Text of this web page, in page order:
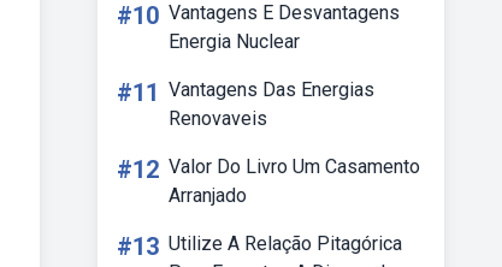
#10 Vantagens E Desvantagens
Energia Nuclear
#11 Vantagens Das Energias
Renovaveis
#12 Valor Do Livro Um Casamento
Arranjado
#13 Utilize A Relação Pitagórica